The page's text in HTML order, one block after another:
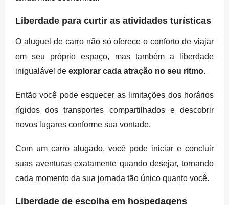
Liberdade para curtir as atividades turísticas
O aluguel de carro não só oferece o conforto de viajar
em seu próprio espaço, mas também a liberdade
inigualável de explorar cada atração no seu ritmo.
Então você pode esquecer as limitações dos horários
rígidos dos transportes compartilhados e descobrir
novos lugares conforme sua vontade.
Com um carro alugado, você pode iniciar e concluir
suas aventuras exatamente quando desejar, tornando
cada momento da sua jornada tão único quanto você.
Liberdade de escolha em hospedagens